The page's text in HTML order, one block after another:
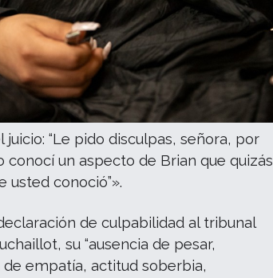
“Le pido disculpas, señora, por
conocí un aspecto de Brian que quizás
usted conoció”».
de culpabilidad al tribunal
su “ausencia de pesar,
de empatía, actitud soberbia,